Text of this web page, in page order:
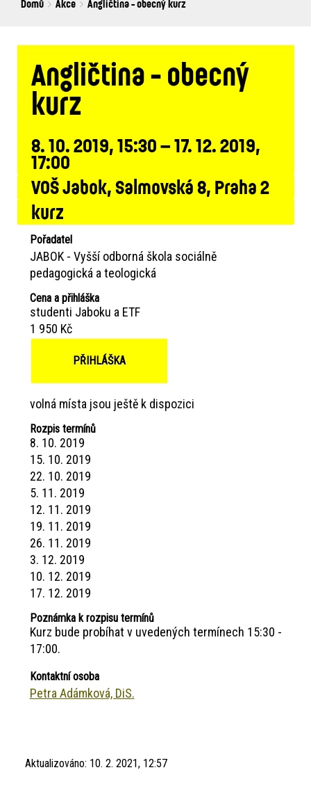
Breadcrumbs
You
Domů Akce Angličtina - obecný kurz
Angličtina - obecný
kurz
8. 10. 2019, 15:30 – 17. 12. 2019,
17:00
VOŠ Jabok, Salmovská 8, Praha 2
kurz
Pořadatel
JABOK - Vyšší odborná škola sociálně
pedagogická a teologická
Cena a přihláška
studenti Jaboku a ETF
1 950 Kč
PŘIHLÁŠKA
volná místa jsou ještě k dispozici
Rozpis termínů
8. 10. 2019
15. 10. 2019
22. 10. 2019
5. 11. 2019
12. 11. 2019
19. 11. 2019
26. 11. 2019
3. 12. 2019
10. 12. 2019
17. 12. 2019
Poznámka k rozpisu termínů
Kurz bude probíhat v uvedených termínech 15:30 -
17:00.
Kontaktní osoba
Petra Adámková, DiS.
Aktualizováno: 10. 2. 2021, 12:57